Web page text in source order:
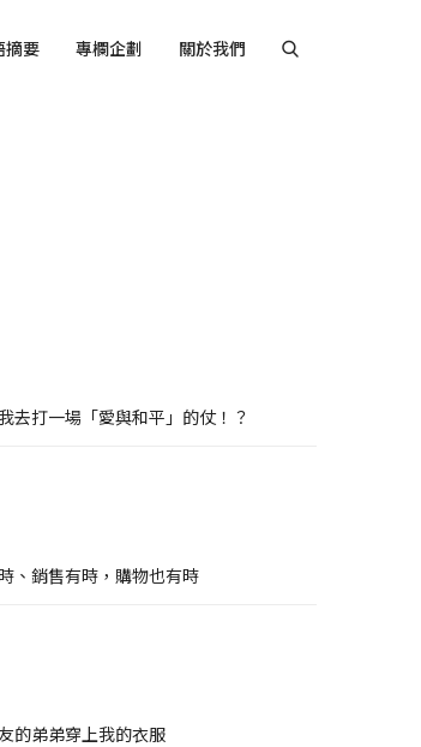
摘要 專欄企劃 關於我們
去打一場「愛與和平」的仗！？
、銷售有時，購物也有時
的弟弟穿上我的衣服